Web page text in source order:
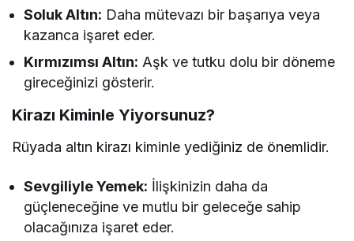
Soluk Altın: Daha mütevazı bir başarıya veya
kazanca işaret eder.
Kırmızımsı Altın: Aşk ve tutku dolu bir döneme
gireceğinizi gösterir.
Kirazı Kiminle Yiyorsunuz?
Rüyada altın kirazı kiminle yediğiniz de önemlidir.
Sevgiliyle Yemek: İlişkinizin daha da
güçleneceğine ve mutlu bir geleceğe sahip
olacağınıza işaret eder.